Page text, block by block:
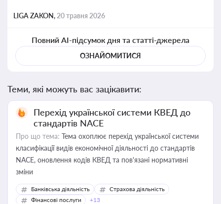
LIGA ZAKON, 20 травня 2026
Повний AI-підсумок дня та статті-джерела
ОЗНАЙОМИТИСЯ
Теми, які можуть вас зацікавити:
Перехід української системи КВЕД до
стандартів NACE
Про що тема: Тема охоплює перехід української системи
класифікації видів економічної діяльності до стандартів
NACE, оновлення кодів КВЕД та пов'язані нормативні
зміни
Банківська діяльність
Страхова діяльність
Фінансові послуги
+13